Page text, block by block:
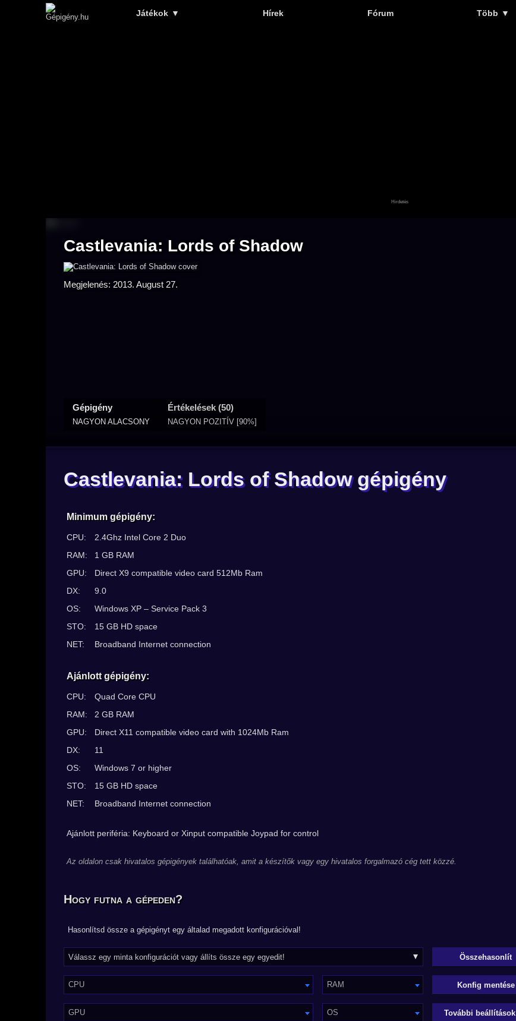
Játékok ▼ Hírek Fórum Több ▼
Castlevania: Lords of Shadow
Megjelenés: 2013. August 27.
Gépigény
NAGYON ALACSONY
Értékelések (50)
NAGYON POZITÍV [90%]
Castlevania: Lords of Shadow gépigény
Minimum gépigény:
CPU:
2.4Ghz Intel Core 2 Duo
RAM:
1 GB RAM
GPU:
Direct X9 compatible video card 512Mb Ram
DX:
9.0
OS:
Windows XP – Service Pack 3
STO:
15 GB HD space
NET:
Broadband Internet connection
Ajánlott gépigény:
CPU:
Quad Core CPU
RAM:
2 GB RAM
GPU:
Direct X11 compatible video card with 1024Mb Ram
DX:
11
OS:
Windows 7 or higher
STO:
15 GB HD space
NET:
Broadband Internet connection
Ajánlott periféria: Keyboard or Xinput compatible Joypad for control
Az oldalon csak hivatalos gépigények találhatóak, amit a készítők vagy egy hivatalos forgalmazó cég tett közzé.
Hogy futna a gépeden?
Hasonlítsd össze a gépigényt egy általad megadott konfigurációval!
CPU RAM
GPU OS
Konfig mentése
További beállítások